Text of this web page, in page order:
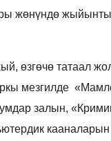
жөнүндө
өзгөчө татаал
мезгилде
залын,